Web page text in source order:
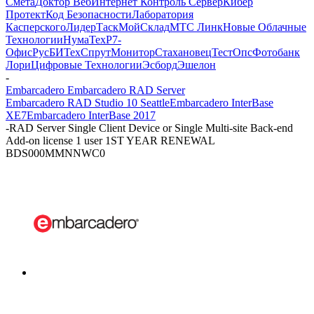
ПротектКод БезопасностиЛаборатория
КасперскогоЛидерТаскМойСкладМТС ЛинкНовые Облачные
ТехнологииНумаТехР7-
ОфисРусБИТехСпрутМониторСтахановецТестОпсФотобанк
ЛориЦифровые ТехнологииЭсбордЭшелон
-
Embarcadero Embarcadero RAD Server
Embarcadero RAD Studio 10 SeattleEmbarcadero InterBase
XE7Embarcadero InterBase 2017
-RAD Server Single Client Device or Single Multi-site Back-end
Add-on license 1 user 1ST YEAR RENEWAL
BDS000MMNNWC0